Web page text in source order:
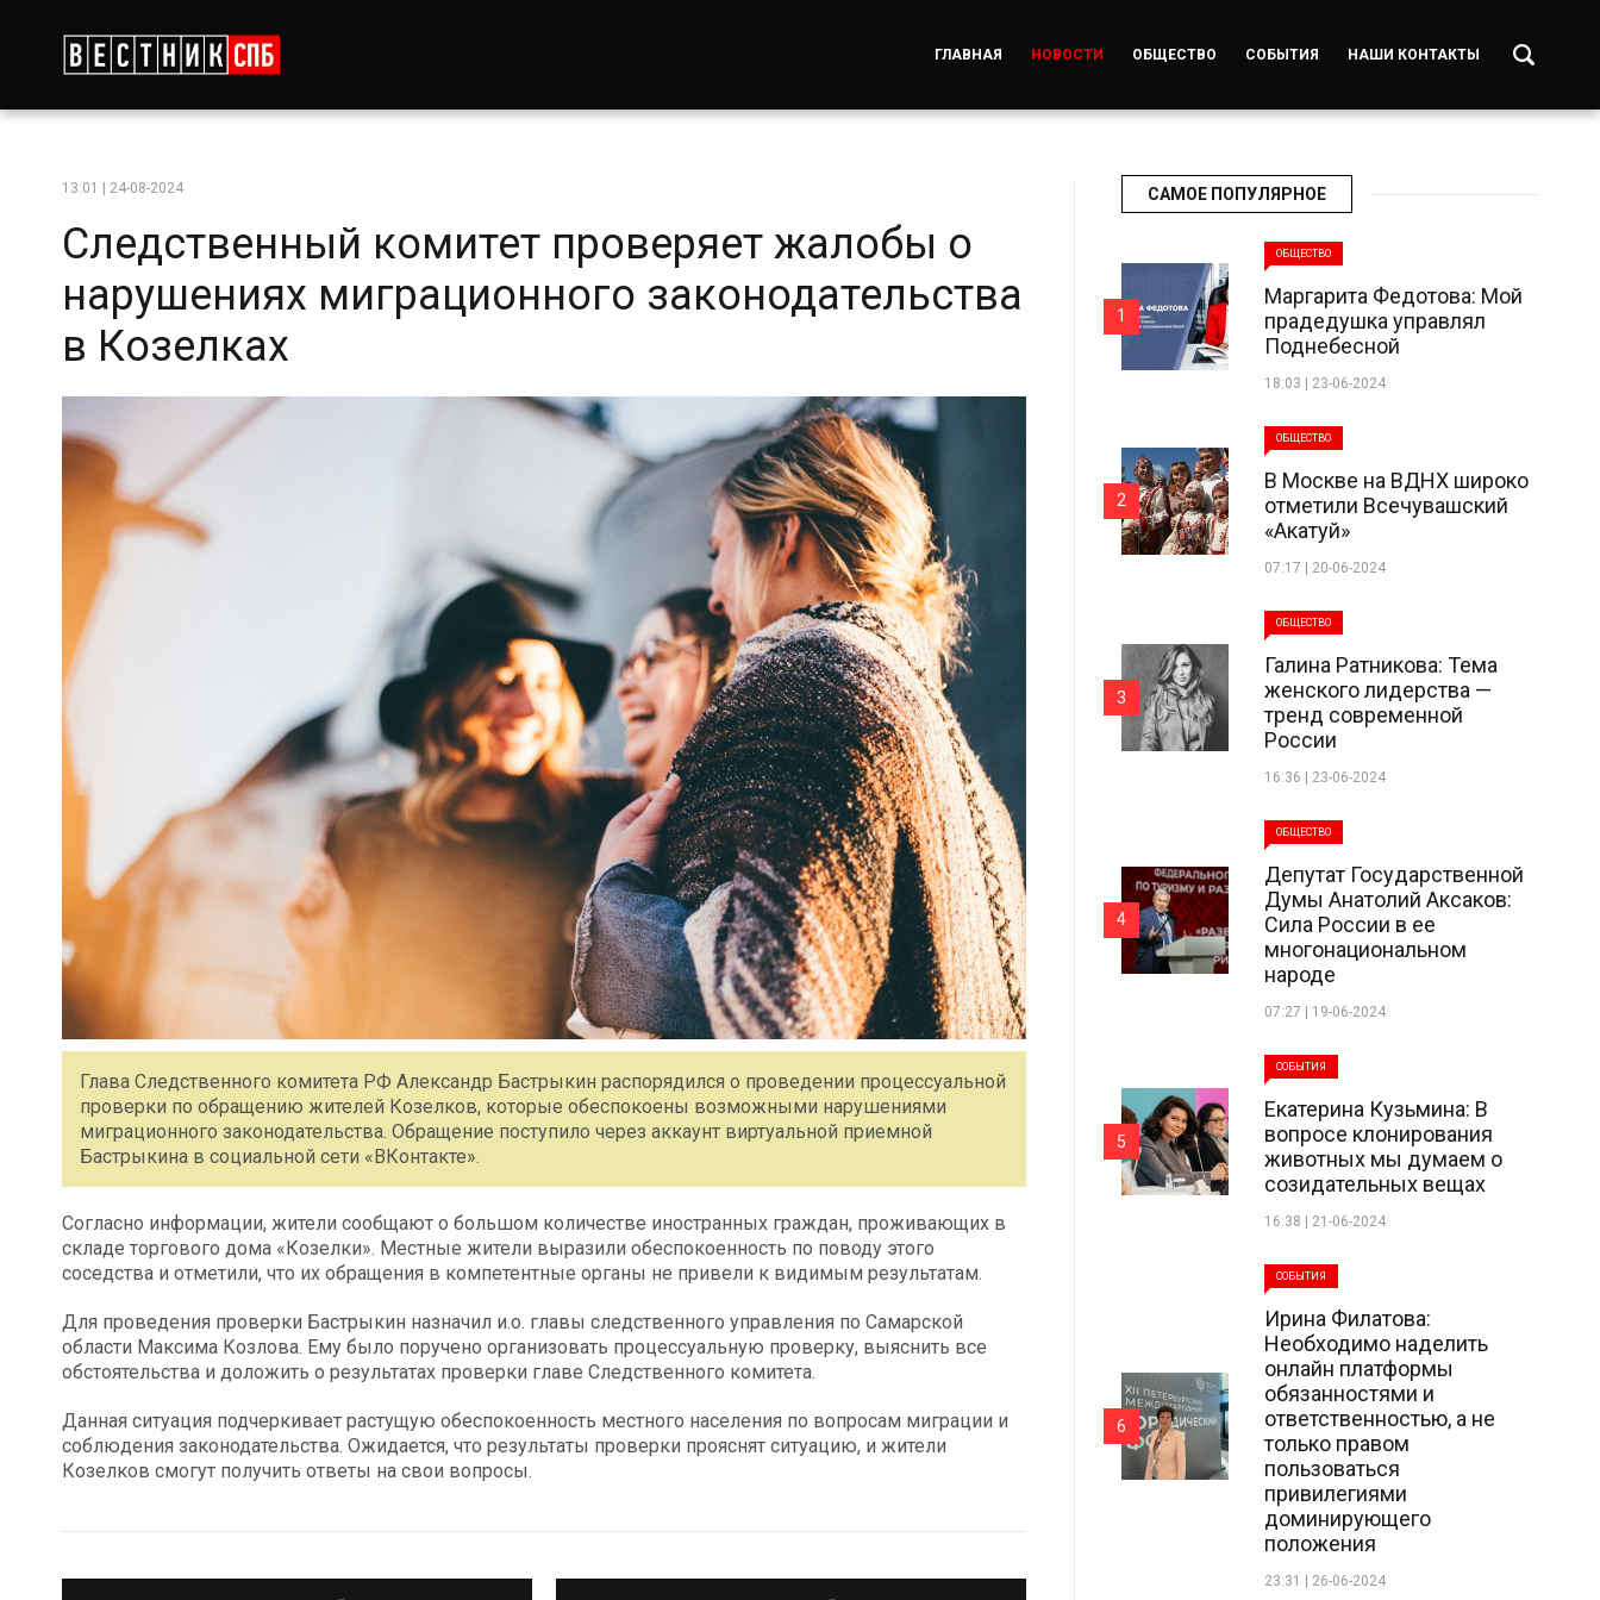
ГЛАВНАЯ НОВОСТИ ОБЩЕСТВО СОБЫТИЯ НАШИ КОНТАКТЫ
13:01 | 24-08-2024
Следственный комитет проверяет жалобы о
нарушениях миграционного законодательства
в Козелках
Глава Следственного комитета РФ Александр Бастрыкин распорядился о проведении процессуальной
проверки по обращению жителей Козелков, которые обеспокоены возможными нарушениями
миграционного законодательства. Обращение поступило через аккаунт виртуальной приемной
Бастрыкина в социальной сети «ВКонтакте».
Согласно информации, жители сообщают о большом количестве иностранных граждан, проживающих в
складе торгового дома «Козелки». Местные жители выразили обеспокоенность по поводу этого
соседства и отметили, что их обращения в компетентные органы не привели к видимым результатам.
Для проведения проверки Бастрыкин назначил и.о. главы следственного управления по Самарской
области Максима Козлова. Ему было поручено организовать процессуальную проверку, выяснить все
обстоятельства и доложить о результатах проверки главе Следственного комитета.
Данная ситуация подчеркивает растущую обеспокоенность местного населения по вопросам миграции и
соблюдения законодательства. Ожидается, что результаты проверки прояснят ситуацию, и жители
Козелков смогут получить ответы на свои вопросы.
САМОЕ ПОПУЛЯРНОЕ
ОБЩЕСТВО
Маргарита Федотова: Мой
прадедушка управлял
Поднебесной
18:03 | 23-06-2024
1
ОБЩЕСТВО
В Москве на ВДНХ широко
отметили Всечувашский
«Акатуй»
07:17 | 20-06-2024
2
ОБЩЕСТВО
Галина Ратникова: Тема
женского лидерства —
тренд современной
России
16:36 | 23-06-2024
3
ОБЩЕСТВО
Депутат Государственной
Думы Анатолий Аксаков:
Сила России в ее
многонациональном
народе
07:27 | 19-06-2024
4
СОБЫТИЯ
Екатерина Кузьмина: В
вопросе клонирования
животных мы думаем о
созидательных вещах
16:38 | 21-06-2024
5
СОБЫТИЯ
Ирина Филатова:
Необходимо наделить
онлайн платформы
обязанностями и
ответственностью, а не
только правом
пользоваться
привилегиями
доминирующего
положения
23:31 | 26-06-2024
6